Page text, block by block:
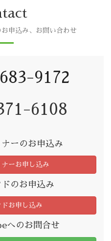
申込み、お問い合わせ
9172
6108
ーのお申込み
ーお申し込み
のお申込み
お申し込み
のお問合せ